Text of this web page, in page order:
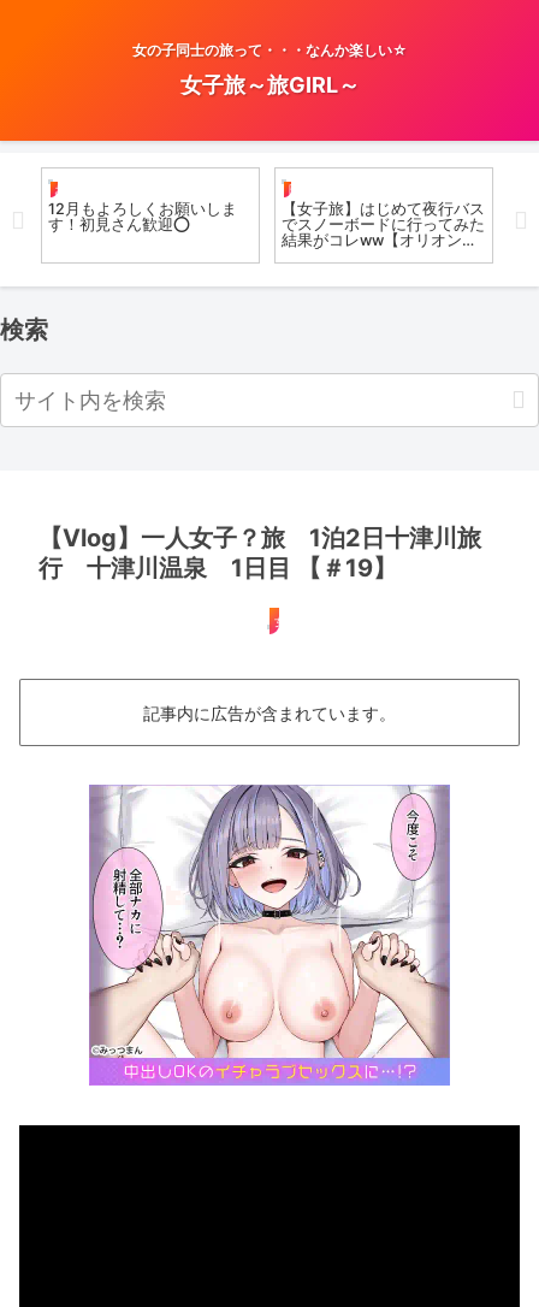
女の子同士の旅って・・・なんか楽しい☆
女子旅～旅GIRL～
が
り
お風呂女子こての
12月もよろしくお願いしま
す！初見さん歓迎⭕️
日帰り
【女子旅】はじめて夜行バス
でスノーボードに行ってみた
結果がコレww【オリオンツ
【
検索
【Vlog】一人女子？旅 1泊2日十津川旅
行 十津川温泉 1日目 【＃19】
女子旅
記事内に広告が含まれています。